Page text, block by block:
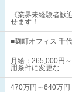
《業界未経験者
せます！
■麹町オフィス 千
月給：265,000円
用条件に変更な…
470万円～640万円